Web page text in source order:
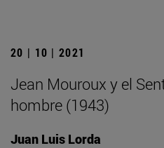
20 | 10 | 2021
Jean Mouroux y el
hombre (1943)
Juan Luis Lorda